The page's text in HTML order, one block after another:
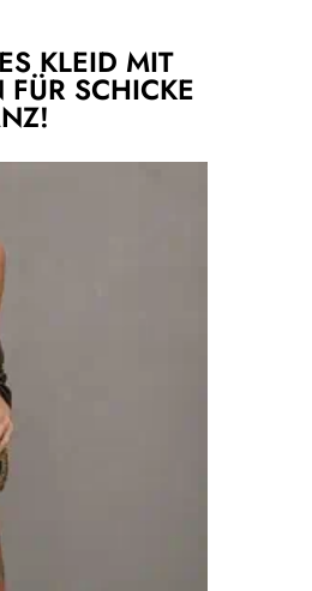
KLEID MIT
SCHICKE